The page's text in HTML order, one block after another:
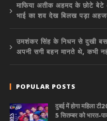
माफिया अतीक अहमद के छोटे बेटे
भाई का शव देख बिलख पड़ा
उमशंकर सिंह के निधन से दुखी
अपनी सगी बहन मानते थे, कभी
POPULAR POSTS
दुबई में होगा महिला
5 सितम्बर को भारत-